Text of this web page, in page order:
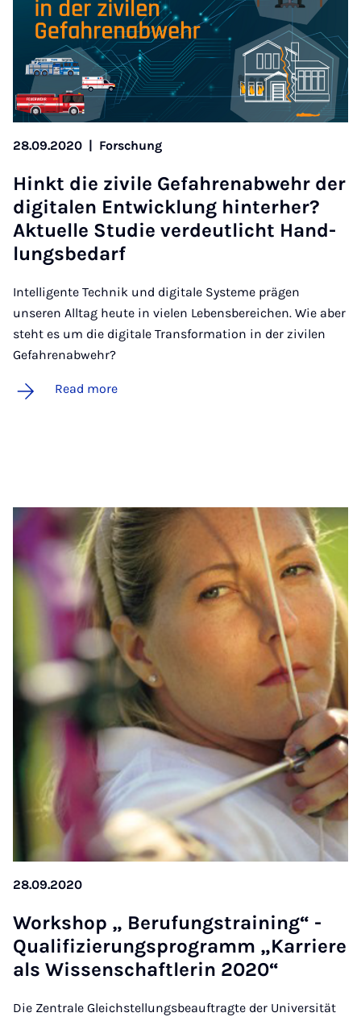
28.09.2020 Forschung
Hinkt die zivile Ge­fahren­ab­wehr der
di­gitalen En­twicklung hin­ter­her?
Ak­tuelle Stud­ie ver­deut­licht Hand­
lungs­be­darf
Intelligente Technik und digitale Systeme prägen
unseren Alltag heute in vielen Lebensbereichen. Wie aber
steht es um die digitale Transformation in der zivilen
Gefahrenabwehr?
Read more
28.09.2020
Work­shop „ Beru­fung­strain­ing“ -
Qual­i­f­iz­ier­ung­s­pro­gramm „Kar­ri­ere
als Wis­senschaftler­in 2020“
Die Zentrale Gleichstellungsbeauftragte der Universität